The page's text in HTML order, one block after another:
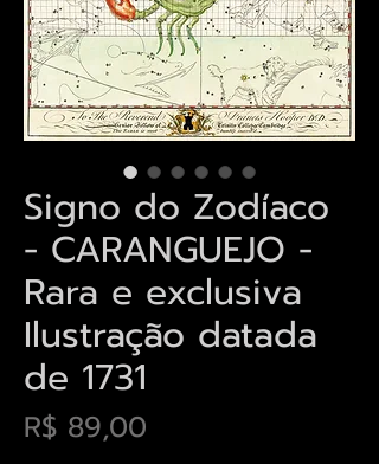
Signo do Zodíaco
- CARANGUEJO -
Rara e exclusiva
Ilustração datada
de 1731
R$ 89,00